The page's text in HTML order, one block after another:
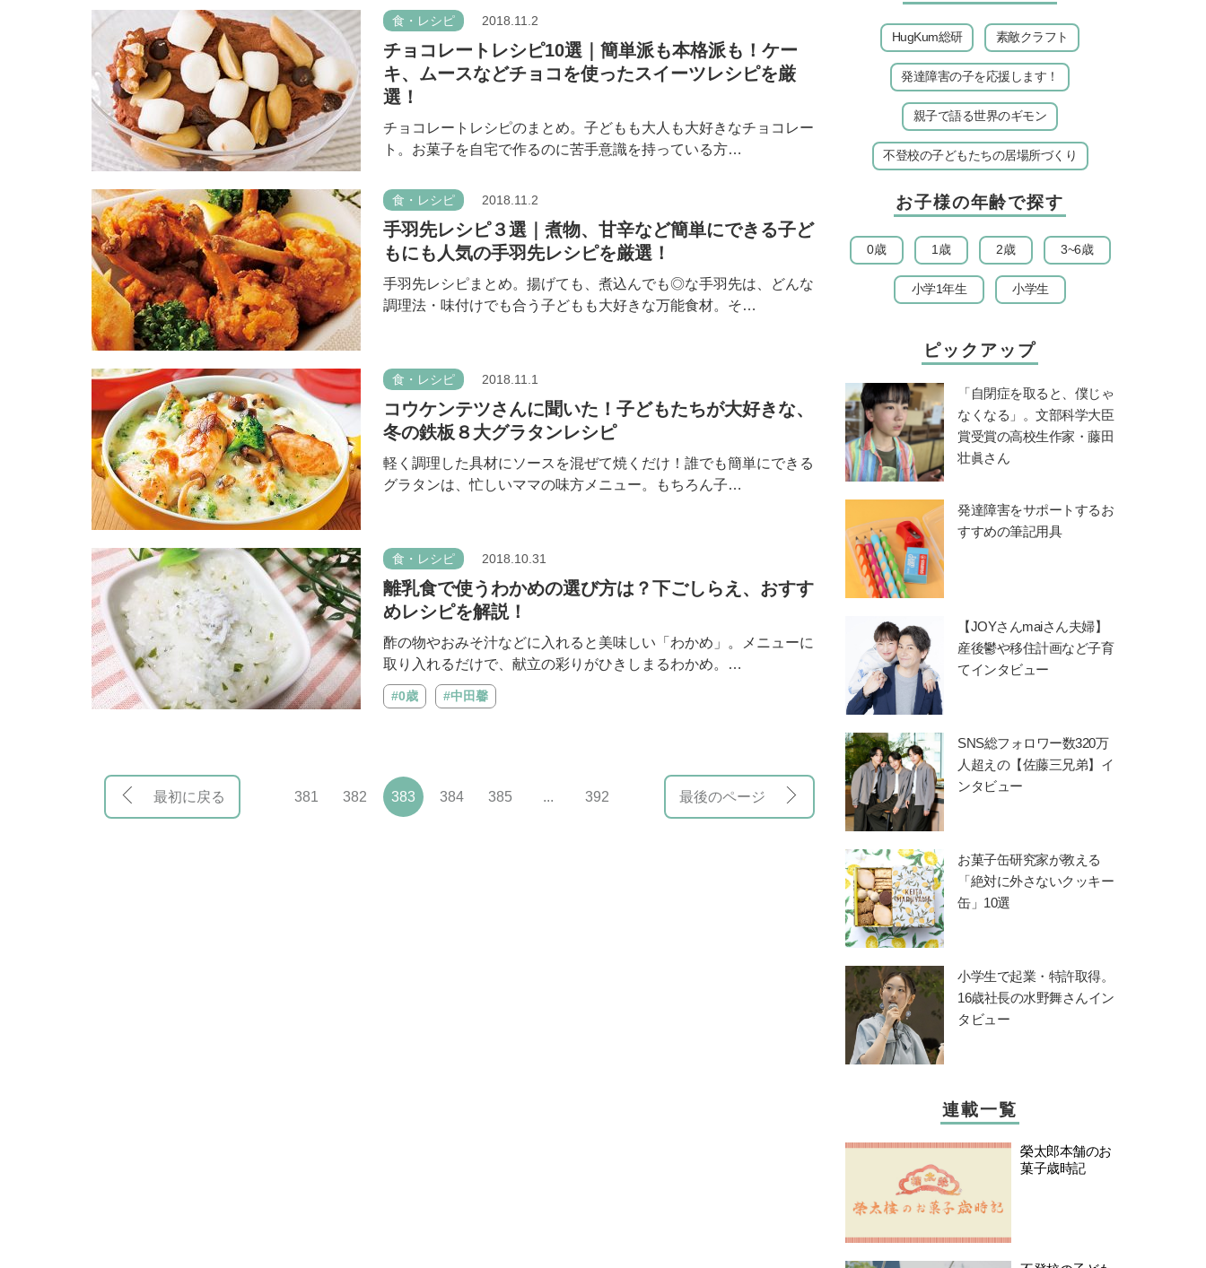
食・レシピ 2018.11.2
チョコレートレシピ10選｜簡単派も本格派も！ケー
キ、ムースなどチョコを使ったスイーツレシピを厳
選！
チョコレートレシピのまとめ。子どもも大人も大好きなチョコレー
ト。お菓子を自宅で作るのに苦手意識を持っている方…
食・レシピ 2018.11.2
手羽先レシピ３選｜煮物、甘辛など簡単にできる子ど
もにも人気の手羽先レシピを厳選！
手羽先レシピまとめ。揚げても、煮込んでも◎な手羽先は、どんな
調理法・味付けでも合う子どもも大好きな万能食材。そ…
食・レシピ 2018.11.1
コウケンテツさんに聞いた！子どもたちが大好きな、
冬の鉄板８大グラタンレシピ
軽く調理した具材にソースを混ぜて焼くだけ！誰でも簡単にできる
グラタンは、忙しいママの味方メニュー。もちろん子…
食・レシピ 2018.10.31
離乳食で使うわかめの選び方は？下ごしらえ、おすす
めレシピを解説！
酢の物やおみそ汁などに入れると美味しい「わかめ」。メニューに
取り入れるだけで、献立の彩りがひきしまるわかめ。…
#0歳 #中田馨
最初に戻る 381 382 383 384 385 ... 392 最後のページ
HugKum総研 素敵クラフト
発達障害の子を応援します！
親子で語る世界のギモン
不登校の子どもたちの居場所づくり
お子様の年齢で探す
0歳 1歳 2歳 3~6歳
小学1年生 小学生
ピックアップ
「自閉症を取ると、僕じゃ
なくなる」。文部科学大臣
賞受賞の高校生作家・藤田
壮眞さん
発達障害をサポートするお
すすめの筆記用具
【JOYさんmaiさん夫婦】
産後鬱や移住計画など子育
てインタビュー
SNS総フォロワー数320万
人超えの【佐藤三兄弟】イ
ンタビュー
お菓子缶研究家が教える
「絶対に外さないクッキー
缶」10選
小学生で起業・特許取得。
16歳社長の水野舞さんイン
タビュー
連載一覧
榮太郎本舗のお
菓子歳時記